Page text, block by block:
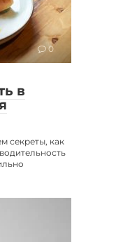
0
в
секреты, как